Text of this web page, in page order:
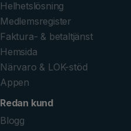
Helhetslösning
Medlemsregister
Faktura- & betaltjänst
Hemsida
Närvaro & LOK-stöd
Appen
Redan kund
Blogg